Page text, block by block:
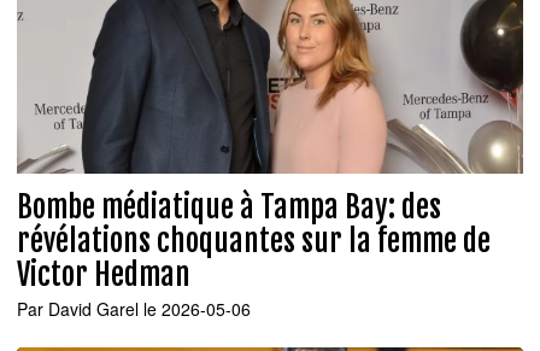
Bombe médiatique à Tampa Bay: des
révélations choquantes sur la femme de
Victor Hedman
Par David Garel le 2026-05-06